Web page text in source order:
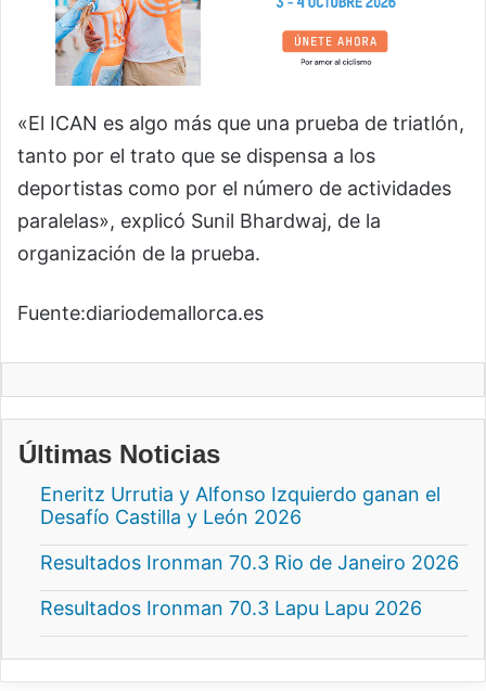
«El ICAN es algo más que una prueba de triatlón,
tanto por el trato que se dispensa a los
deportistas como por el número de actividades
paralelas», explicó Sunil Bhardwaj, de la
organización de la prueba.
Fuente:diariodemallorca.es
Últimas Noticias
Eneritz Urrutia y Alfonso Izquierdo ganan el
Desafío Castilla y León 2026
Resultados Ironman 70.3 Rio de Janeiro 2026
Resultados Ironman 70.3 Lapu Lapu 2026